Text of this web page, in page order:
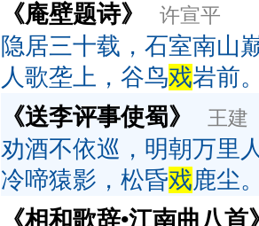
《庵壁题诗》
许宣平
隐居三十载，石室南山
人歌垄上，谷鸟戏岩前
《送李评事使蜀》
王建
劝酒不依巡，明朝万里
冷啼猿影，松昏戏鹿尘
《相和歌辞•江南曲八